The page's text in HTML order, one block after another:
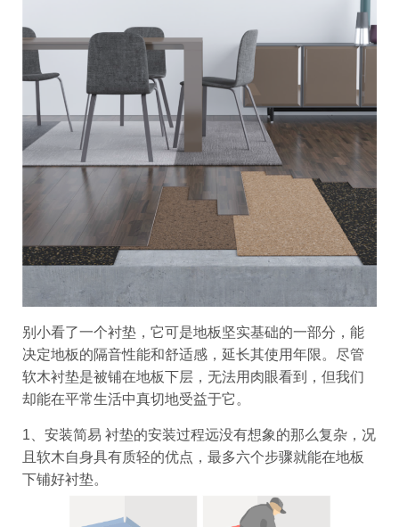
别小看了一个衬垫，它可是地板坚实基础的一部分，能
决定地板的隔音性能和舒适感，延长其使用年限。尽管
软木衬垫是被铺在地板下层，无法用肉眼看到，但我们
却能在平常生活中真切地受益于它。
1、安装简易 衬垫的安装过程远没有想象的那么复杂，况
且软木自身具有质轻的优点，最多六个步骤就能在地板
下铺好衬垫。